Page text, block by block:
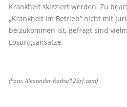
Krankheit skizziert werden. Zu
„Krankheit im Betrieb“ nicht mit
beizukommen ist, gefragt sind
Lösungsansätze.
(Foto: Alexander Raths/123rf.com)